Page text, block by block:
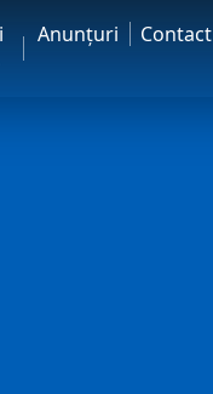
Anunţuri Contact